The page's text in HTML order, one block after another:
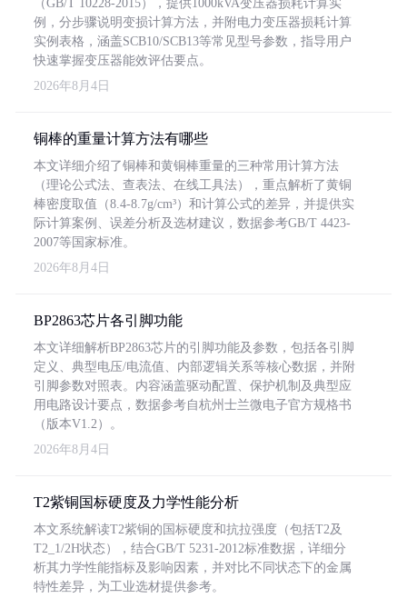
（GB/T 10228-2015），提供1000kVA变压器损耗计算实
例，分步骤说明变损计算方法，并附电力变压器损耗计算
实例表格，涵盖SCB10/SCB13等常见型号参数，指导用户
快速掌握变压器能效评估要点。
2026年8月4日
铜棒的重量计算方法有哪些
本文详细介绍了铜棒和黄铜棒重量的三种常用计算方法
（理论公式法、查表法、在线工具法），重点解析了黄铜
棒密度取值（8.4-8.7g/cm³）和计算公式的差异，并提供实
际计算案例、误差分析及选材建议，数据参考GB/T 4423-
2007等国家标准。
2026年8月4日
BP2863芯片各引脚功能
本文详细解析BP2863芯片的引脚功能及参数，包括各引脚
定义、典型电压/电流值、内部逻辑关系等核心数据，并附
引脚参数对照表。内容涵盖驱动配置、保护机制及典型应
用电路设计要点，数据参考自杭州士兰微电子官方规格书
（版本V1.2）。
2026年8月4日
T2紫铜国标硬度及力学性能分析
本文系统解读T2紫铜的国标硬度和抗拉强度（包括T2及
T2_1/2H状态），结合GB/T 5231-2012标准数据，详细分
析其力学性能指标及影响因素，并对比不同状态下的金属
特性差异，为工业选材提供参考。